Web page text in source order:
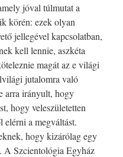
jóval túlmutat a
körén: ezek olyan
jellegével kapcsolatban,
kell lennie, aszkéta
magát az e világi
jutalomra való
arra irányult, hogy
hogy veleszületetten
elérni a megváltást.
hogy kizárólag egy
A Szcientológia Egyház